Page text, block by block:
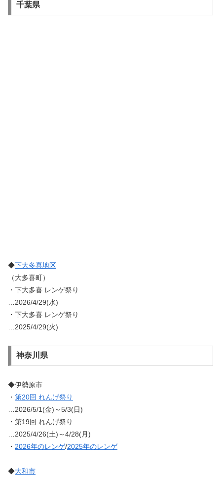
千葉県
◆下大多喜地区
（大多喜町）
・下大多喜 レンゲ祭り
…2026/4/29(水)
・下大多喜 レンゲ祭り
…2025/4/29(火)
神奈川県
◆伊勢原市
・ 第20回 れんげ祭り
…2026/5/1(金)～5/3(日)
・第19回 れんげ祭り
…2025/4/26(土)～4/28(月)
・ 2026年のレンゲ/2025年のレンゲ
◆大和市